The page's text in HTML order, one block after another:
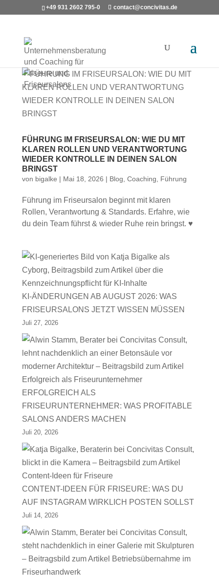
+49 931 2602 795-0 contact@concivitas.de
FÜHRUNG IM FRISEURSALON: WIE DU MIT
KLAREN ROLLEN UND VERANTWORTUNG
WIEDER KONTROLLE IN DEINEN SALON
BRINGST
von bigalke | Mai 18, 2026 | Blog Coaching Führung
Führung im Friseursalon beginnt mit klaren
Rollen, Verantwortung & Standards. Erfahre, wie
du dein Team führst & wieder Ruhe rein bringst. ♥
KI-ÄNDERUNGEN AB AUGUST 2026: WAS
FRISEURSALONS JETZT WISSEN MÜSSEN
Juli 27, 2026
ERFOLGREICH ALS
FRISEURUNTERNEHMER: WAS PROFITABLE
SALONS ANDERS MACHEN
Juli 20, 2026
CONTENT-IDEEN FÜR FRISEURE: WAS DU
AUF INSTAGRAM WIRKLICH POSTEN SOLLST
Juli 14, 2026